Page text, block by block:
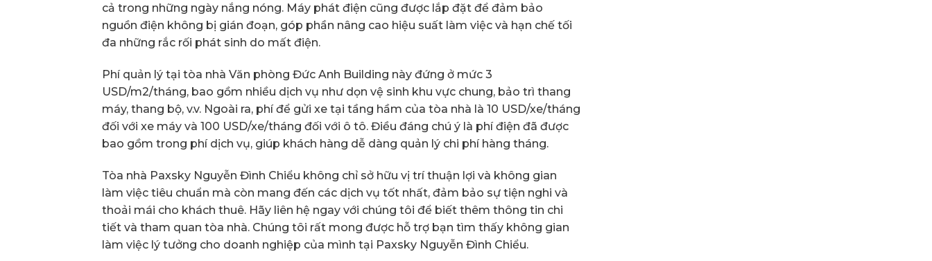
cả trong những ngày nắng nóng. Máy phát điện cũng được lắp đặt để đảm bảo
nguồn điện không bị gián đoạn, góp phần nâng cao hiệu suất làm việc và hạn chế tối
đa những rắc rối phát sinh do mất điện.
Phí quản lý tại tòa nhà Văn phòng Đức Anh Building này đứng ở mức 3
USD/m2/tháng, bao gồm nhiều dịch vụ như dọn vệ sinh khu vực chung, bảo trì thang
máy, thang bộ, v.v. Ngoài ra, phí để gửi xe tại tầng hầm của tòa nhà là 10 USD/xe/tháng
đối với xe máy và 100 USD/xe/tháng đối với ô tô. Điều đáng chú ý là phí điện đã được
bao gồm trong phí dịch vụ, giúp khách hàng dễ dàng quản lý chi phí hàng tháng.
Tòa nhà Paxsky Nguyễn Đình Chiểu không chỉ sở hữu vị trí thuận lợi và không gian
làm việc tiêu chuẩn mà còn mang đến các dịch vụ tốt nhất, đảm bảo sự tiện nghi và
thoải mái cho khách thuê. Hãy liên hệ ngay với chúng tôi để biết thêm thông tin chi
tiết và tham quan tòa nhà. Chúng tôi rất mong được hỗ trợ bạn tìm thấy không gian
làm việc lý tưởng cho doanh nghiệp của mình tại Paxsky Nguyễn Đình Chiểu.